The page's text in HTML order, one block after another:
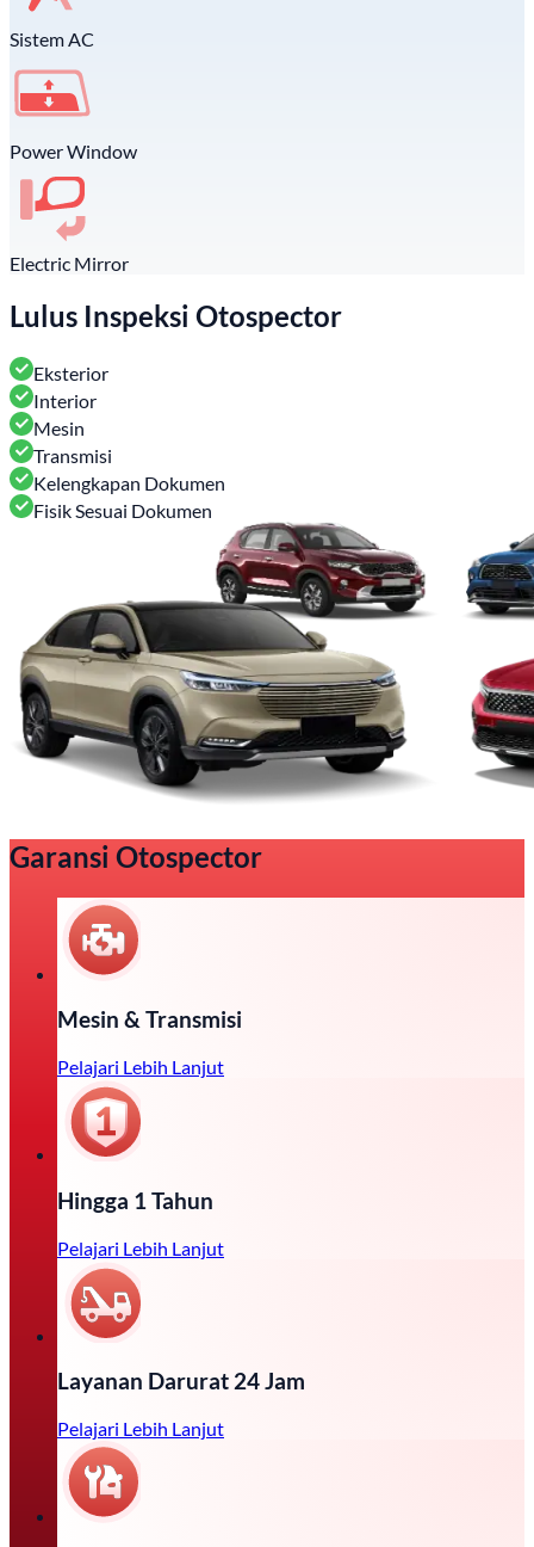
Sistem AC
Power Window
Electric Mirror
Lulus Inspeksi Otospector
Eksterior
Interior
Mesin
Transmisi
Kelengkapan Dokumen
Fisik Sesuai Dokumen
Garansi Otospector
Mesin & Transmisi
Pelajari Lebih Lanjut
Hingga 1 Tahun
Pelajari Lebih Lanjut
Layanan Darurat 24 Jam
Pelajari Lebih Lanjut